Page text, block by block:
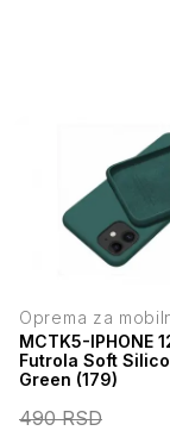
Oprema za
telefone
MCTK5-IPHONE
Futrola Soft
Green (179)
490RSD